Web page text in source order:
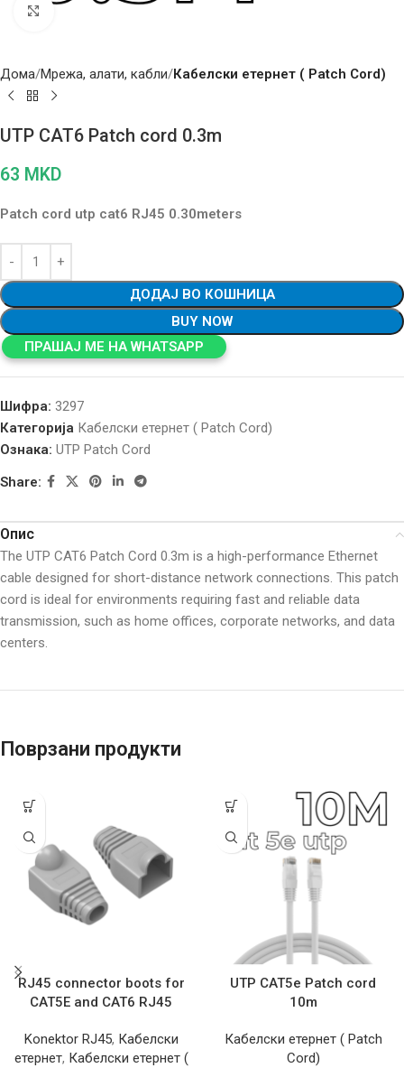
Дома Мрежа, алати, кабли Кабелски етернет ( Patch Cord)
UTP CAT6 Patch cord 0.3m
63 MKD
Patch cord utp cat6 RJ45 0.30meters
ДОДАЈ ВО КОШНИЦА
BUY NOW
ПРАШАЈ МЕ НА WHATSAPP
Шифра: 3297
Категорија Кабелски етернет ( Patch Cord)
Ознака: UTP Patch Cord
Share:
Опис
The UTP CAT6 Patch Cord 0.3m is a high-performance Ethernet
cable designed for short-distance network connections. This patch
cord is ideal for environments requiring fast and reliable data
transmission, such as home offices, corporate networks, and data
centers.
Поврзани продукти
RJ45 connector boots for
CAT5E and CAT6 RJ45
Konektor RJ45, Кабелски
етернет, Кабелски етернет (
UTP CAT5e Patch cord
10m
Кабелски етернет ( Patch
Cord)